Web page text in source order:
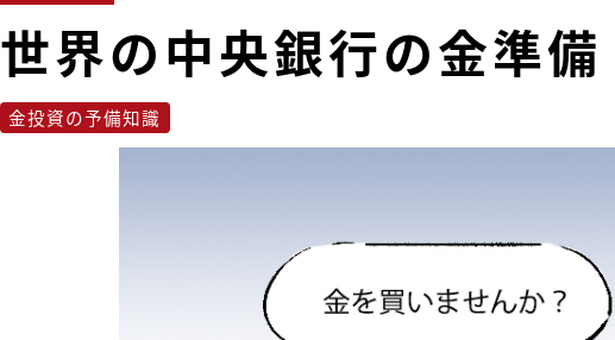
世界の中央銀行の金準
金投資の予備知識